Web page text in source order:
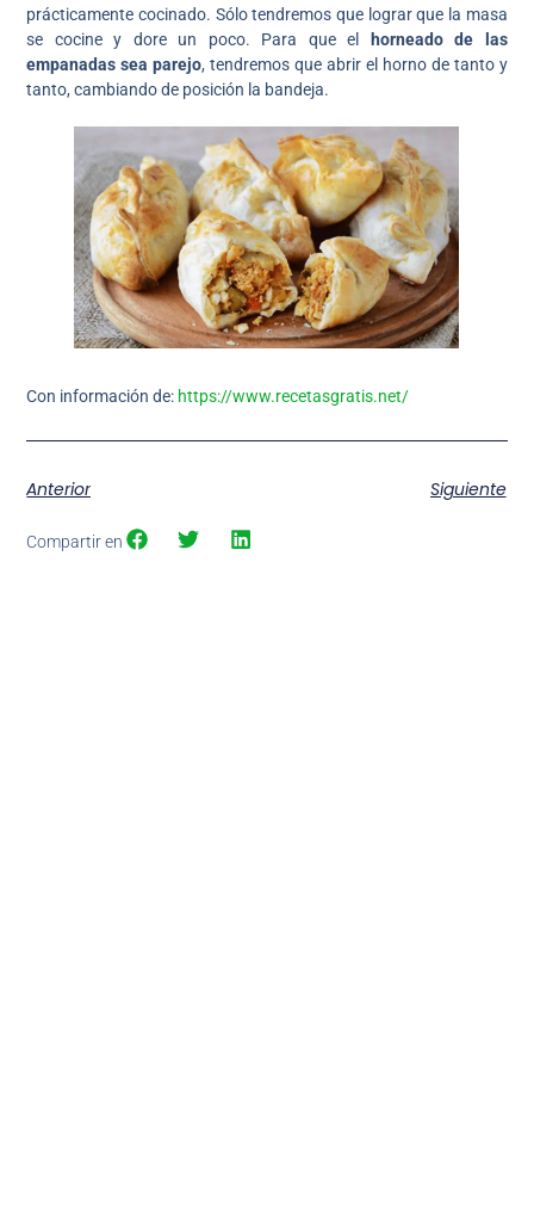
prácticamente cocinado. Sólo tendremos que lograr que la masa
se cocine y dore un poco. Para que el horneado de las
empanadas sea parejo, tendremos que abrir el horno de tanto y
tanto, cambiando de posición la bandeja.
Con información de: https://www.recetasgratis.net/
Anterior Siguiente
Compartir en